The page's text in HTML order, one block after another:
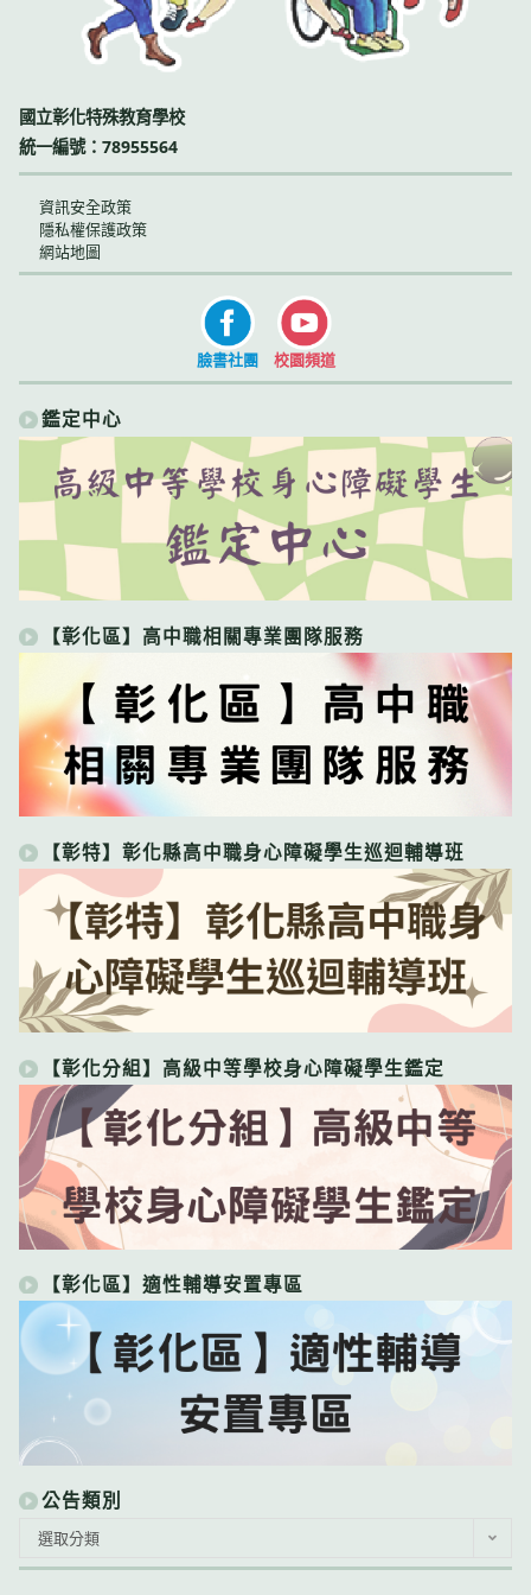
國立彰化特殊教育學校
統一編號：78955564
資訊安全政策
隱私權保護政策
網站地圖
臉書社團 校園頻道
鑑定中心
【彰化區】高中職相關專業團隊服務
【彰特】彰化縣高中職身心障礙學生巡迴輔導班
【彰化分組】高級中等學校身心障礙學生鑑定
【彰化區】適性輔導安置專區
公告類別
類
選取分類